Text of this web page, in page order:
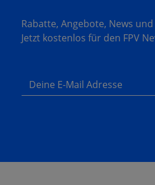
Rabatte, Angebote, News
Jetzt kostenlos für den FPV
Deine E-Mail Adresse